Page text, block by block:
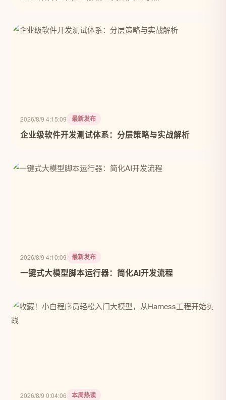
2026/8/9 4:15:09 最新发布
企业级软件开发测试体系：分层策略与实战解析
2026/8/9 4:10:09 最新发布
一键式大模型脚本运行器：简化AI开发流程
2026/8/9 0:04:06 本周热读